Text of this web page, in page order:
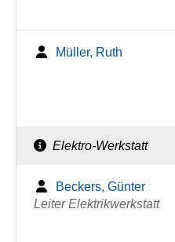
Müller, Ruth
Elektro-Werkstatt
Beckers, Günter
Leiter Elektrikwerkstatt